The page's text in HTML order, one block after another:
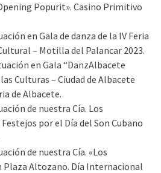
Popurit». Casino Primitivo
en Gala de danza de la IV Feria
– Motilla del Palancar 2023.
en Gala “DanzAlbacete
las Culturas – Ciudad de Albacete
de Albacete.
de nuestra Cía. Los
por el Día del Son Cubano
de nuestra Cía. «Los
Plaza Altozano. Día Internacional